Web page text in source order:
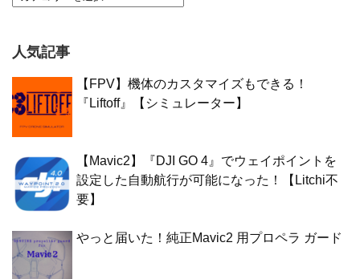
人気記事
【FPV】機体のカスタマイズもできる！
『Liftoff』【シミュレーター】
【Mavic2】『DJI GO 4』でウェイポイントを
設定した自動航行が可能になった！【Litchi不
要】
やっと届いた！純正Mavic2 用プロペラ ガード